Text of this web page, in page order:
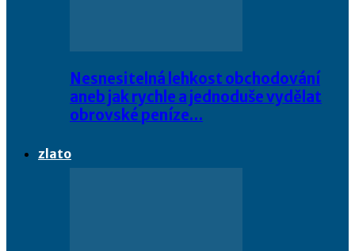
Nesnesitelná lehkost obchodování
aneb jak rychle a jednoduše vydělat
obrovské peníze…
zlato